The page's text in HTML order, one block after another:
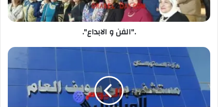
."الفن و الابداع".